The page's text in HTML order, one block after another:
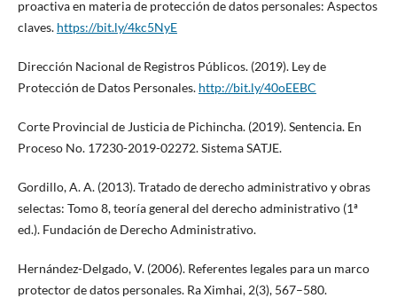
proactiva en materia de protección de datos personales: Aspectos
claves. https://bit.ly/4kc5NyE
Dirección Nacional de Registros Públicos. (2019). Ley de
Protección de Datos Personales. http://bit.ly/40oEEBC
Corte Provincial de Justicia de Pichincha. (2019). Sentencia. En
Proceso No. 17230-2019-02272. Sistema SATJE.
Gordillo, A. A. (2013). Tratado de derecho administrativo y obras
selectas: Tomo 8, teoría general del derecho administrativo (1ª
ed.). Fundación de Derecho Administrativo.
Hernández-Delgado, V. (2006). Referentes legales para un marco
protector de datos personales. Ra Ximhai, 2(3), 567–580.